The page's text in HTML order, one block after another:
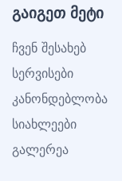
ᲒᲐᲘᲒᲔᲗ ᲛᲔᲢᲘ
ჩვენ შესახებ
სერვისები
კანონდებლობა
სიახლეები
გალერეა